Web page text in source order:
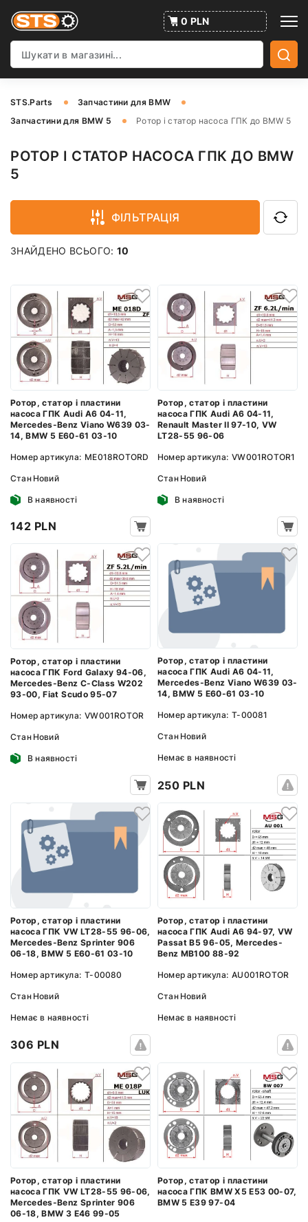
0 PLN
STS.Parts
Запчастини для BMW
Запчастини для BMW 5
Ротор і статор насоса ГПК до BMW 5
РОТОР І СТАТОР НАСОСА ГПК ДО BMW
5
ФІЛЬТРАЦІЯ
ЗНАЙДЕНО ВСЬОГО: 10
Ротор, статор і пластини
насоса ГПК Audi A6 04-11,
Mercedes-Benz Viano W639 03-
14, BMW 5 E60-61 03-10
Номер артикула: ME018ROTORD
Стан Новий
В наявності
142 PLN
Ротор, статор і пластини
насоса ГПК Audi A6 04-11,
Renault Master II 97-10, VW
LT28-55 96-06
Номер артикула: VW001ROTOR1
Стан Новий
В наявності
Ротор, статор і пластини
насоса ГПК Ford Galaxy 94-06,
Mercedes-Benz C-Class W202
93-00, Fiat Scudo 95-07
Номер артикула: VW001ROTOR
Стан Новий
В наявності
Ротор, статор і пластини
насоса ГПК Audi A6 04-11,
Mercedes-Benz Viano W639 03-
14, BMW 5 E60-61 03-10
Номер артикула: T-00081
Стан Новий
Немає в наявності
250 PLN
Ротор, статор і пластини
насоса ГПК VW LT28-55 96-06,
Mercedes-Benz Sprinter 906
06-18, BMW 5 E60-61 03-10
Номер артикула: T-00080
Стан Новий
Немає в наявності
306 PLN
Ротор, статор і пластини
насоса ГПК Audi A6 94-97, VW
Passat B5 96-05, Mercedes-
Benz MB100 88-92
Номер артикула: AU001ROTOR
Стан Новий
Немає в наявності
Ротор, статор і пластини
насоса ГПК VW LT28-55 96-06,
Mercedes-Benz Sprinter 906
06-18, BMW 3 E46 99-05
Ротор, статор і пластини
насоса ГПК BMW X5 E53 00-07,
BMW 5 E39 97-04